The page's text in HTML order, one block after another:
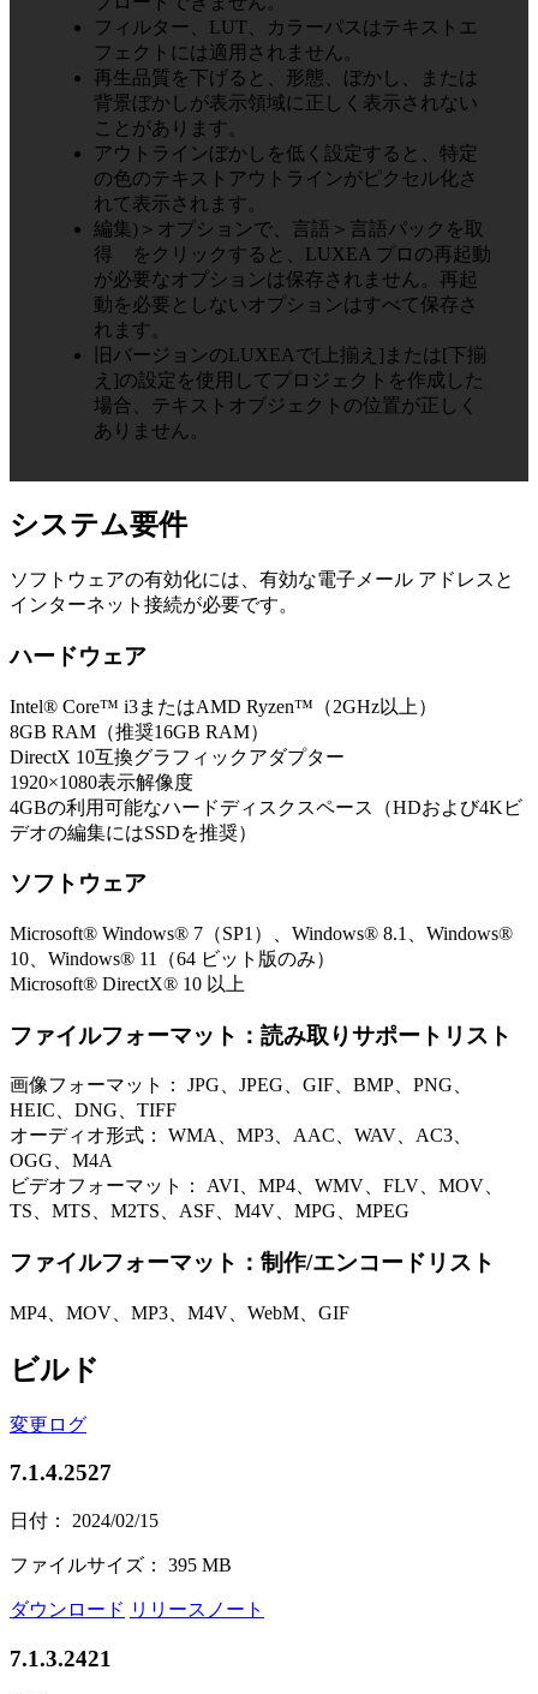
フィルター、LUT、カラーパスはテキストエ
フェクトには適用されません。
再生品質を下げると、形態、ぼかし、または
背景ぼかしが表示領域に正しく表示されない
ことがあります。
アウトラインぼかしを低く設定すると、特定
の色のテキストアウトラインがピクセル化さ
れて表示されます。
編集)＞オプションで、言語＞言語パックを取
得 をクリックすると、LUXEA プロの再起動
が必要なオプションは保存されません。再起
動を必要としないオプションはすべて保存さ
れます。
旧バージョンのLUXEAで[上揃え]または[下揃
え]の設定を使用してプロジェクトを作成した
場合、テキストオブジェクトの位置が正しく
ありません。
システム要件
ソフトウェアの有効化には、有効な電子メール アドレスと
インターネット接続が必要です。
ハードウェア
Intel® Core™ i3またはAMD Ryzen™（2GHz以上）
8GB RAM（推奨16GB RAM）
DirectX 10互換グラフィックアダプター
1920×1080表示解像度
4GBの利用可能なハードディスクスペース（HDおよび4Kビ
デオの編集にはSSDを推奨）
ソフトウェア
Microsoft® Windows® 7（SP1）、Windows® 8.1、Windows®
10、Windows® 11（64 ビット版のみ）
Microsoft® DirectX® 10 以上
ファイルフォーマット：読み取りサポートリスト
画像フォーマット： JPG、JPEG、GIF、BMP、PNG、
HEIC、DNG、TIFF
オーディオ形式： WMA、MP3、AAC、WAV、AC3、
OGG、M4A
ビデオフォーマット： AVI、MP4、WMV、FLV、MOV、
TS、MTS、M2TS、ASF、M4V、MPG、MPEG
ファイルフォーマット：制作/エンコードリスト
MP4、MOV、MP3、M4V、WebM、GIF
ビルド
変更ログ
7.1.4.2527
日付： 2024/02/15
ファイルサイズ： 395 MB
ダウンロード リリースノート
7.1.3.2421